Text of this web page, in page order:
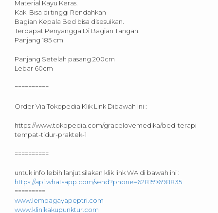
Material Kayu Keras.
Kaki Bisa di tinggi Rendahkan
Bagian Kepala Bed bisa disesuikan.
Terdapat Penyangga Di Bagian Tangan.
Panjang 185 cm
Panjang Setelah pasang 200cm
Lebar 60cm
==========
Order Via Tokopedia Klik Link Dibawah Ini :
https://www.tokopedia.com/gracelovemedika/bed-terapi-
tempat-tidur-praktek-1
==========
untuk info lebih lanjut silakan klik link WA di bawah ini :
https://api.whatsapp.com/send?phone=628159698835
=========
www.lembagayapeptri.com
www.klinikakupunktur.com